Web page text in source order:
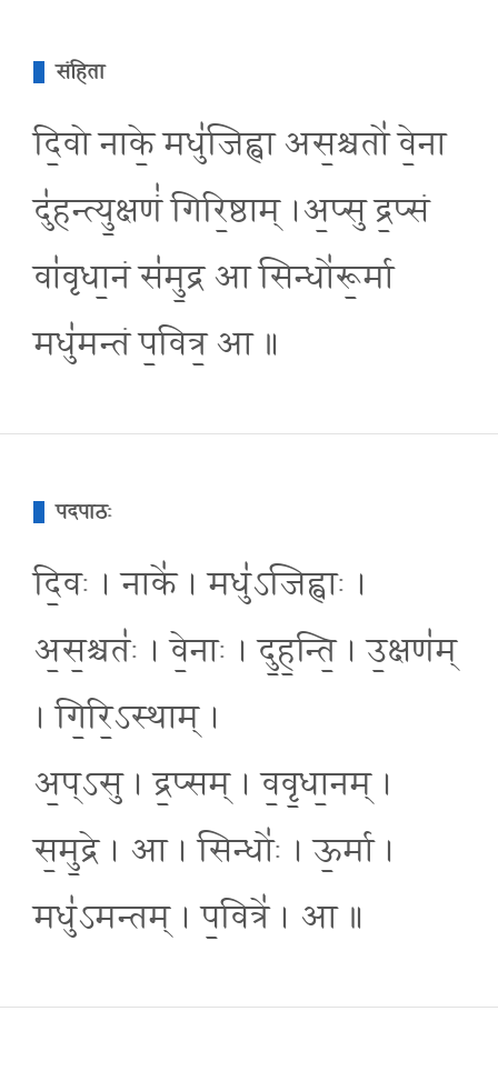
संहिता
दि॒वो नाके॒ मधु॑जिह्वा अस॒श्चतो॑ वे॒ना
दु॑हन्त्यु॒क्षणं॑ गिरि॒ष्ठाम् ।अ॒प्सु द्र॒प्सं
वा॑वृधा॒नं स॑मु॒द्र आ सिन्धो॑रू॒र्मा
मधु॑मन्तं प॒वित्र॒ आ ॥
पदपाठः
दि॒वः । नाके॑ । मधु॑ऽजिह्वाः ।
अ॒स॒श्चतः॑ । वे॒नाः । दु॒ह॒न्ति॒ । उ॒क्षण॑म्
। गि॒रि॒ऽस्थाम् ।
अ॒प्ऽसु । द्र॒प्सम् । व॒वृ॒धा॒नम् ।
स॒मु॒द्रे । आ । सिन्धोः॑ । ऊ॒र्मा ।
मधु॑ऽमन्तम् । प॒वित्रे॑ । आ ॥